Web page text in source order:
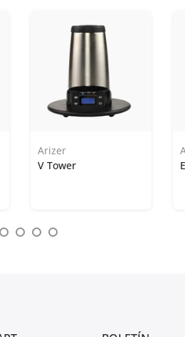
Arizer
V Tower